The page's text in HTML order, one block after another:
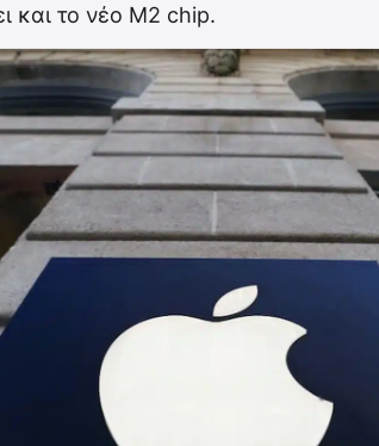
και το νέο M2 chip.